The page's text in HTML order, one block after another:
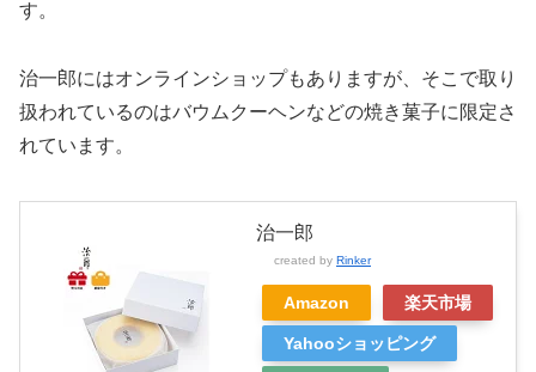
す。
治一郎にはオンラインショップもありますが、そこで取り
扱われているのはバウムクーヘンなどの焼き菓子に限定さ
れています。
治一郎
created by Rinker
Amazon 楽天市場
Yahooショッピング